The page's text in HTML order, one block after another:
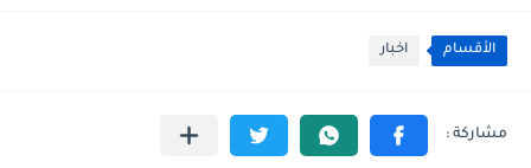
الأقسام اخبار